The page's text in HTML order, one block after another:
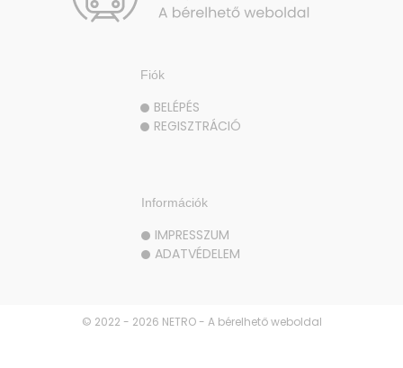
Információk
IMPRESSZUM
ADATVÉDELEM
Fiók
BELÉPÉS
REGISZTRÁCIÓ
© 2022 - 2026 NETRO - A bérelhető weboldal